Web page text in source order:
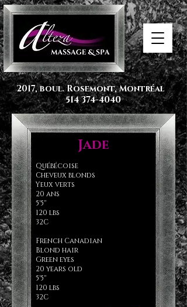
514 374-4040
2017, boul. Rosemont, Montréal
Jade
Québécoise
Cheveux blonds
Yeux verts
20 ans
5'5''
120 lbs
32C
French Canadian
Blond hair
Green eyes
20 years old
5'5''
120 lbs
32C